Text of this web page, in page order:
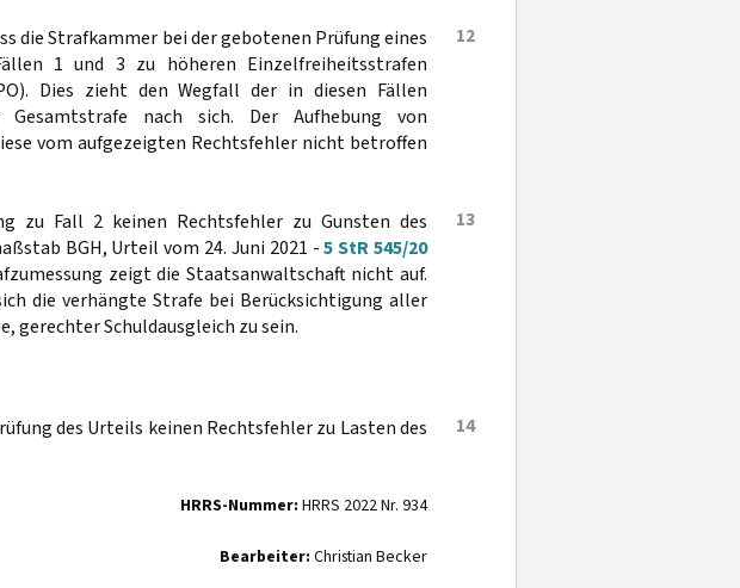
12
die Strafkammer bei der gebotenen Prüfung eines
1 und 3 zu höheren Einzelfreiheitsstrafen
Dies zieht den Wegfall der in diesen Fällen
nach sich. Der Aufhebung von
vom aufgezeigten Rechtsfehler nicht betroffen
13
zu Fall 2 keinen Rechtsfehler zu Gunsten des
BGH, Urteil vom 24. Juni 2021 -5 StR 545/20
zeigt die Staatsanwaltschaft nicht auf.
die verhängte Strafe bei Berücksichtigung aller
gerechter Schuldausgleich zu sein.
14
des Urteils keinen Rechtsfehler zu Lasten des
HRRS-Nummer: HRRS 2022 Nr. 934
Bearbeiter: Christian Becker